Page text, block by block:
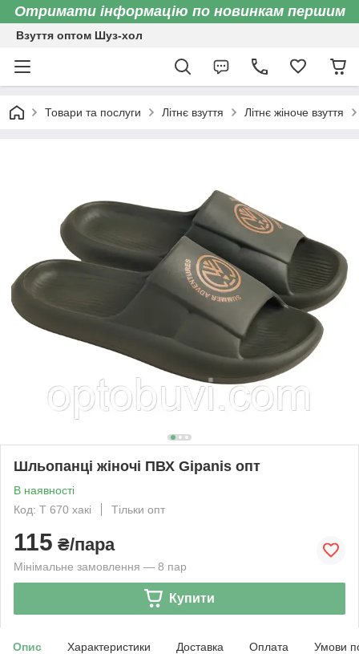
Отримати інформацію по новинкам першим
Взуття оптом Шуз-хол
Товари та послуги Літнє взуття Літнє жіноче взуття
Шльопанці жіночі ПВХ Gipanis опт
В наявності
Код: Т 670 хакі
Тільки опт
115 ₴/пара
Мінімальне замовлення — 8 пар
Купити
Опис Характеристики Доставка Оплата Умови